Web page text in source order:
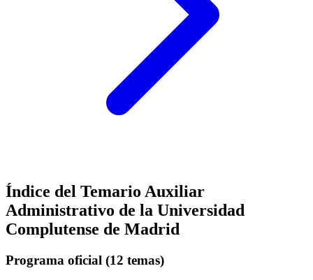
Índice del Temario Auxiliar
Administrativo de la Universidad
Complutense de Madrid
Programa oficial (12 temas)